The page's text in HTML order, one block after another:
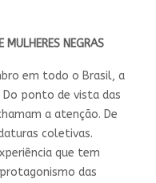
MULHERES NEGRAS
em todo o Brasil, a
Do ponto de vista das
a atenção. De
coletivas.
que tem
das